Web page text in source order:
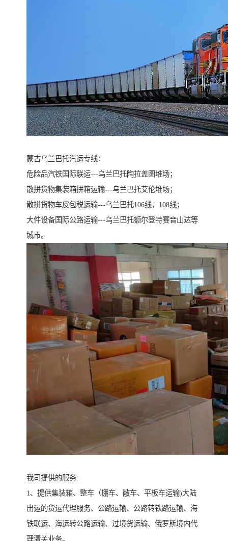
蒙古乌兰巴托汽运专线：
危险品汽铁国际联运---乌兰巴托陶拉盖图堆场；
散拼货物集装箱拼箱运输---乌兰巴托艾伦堆场；
散拼货物车皮包税运输---乌兰巴托106线，108线；
大件设备国际公路运输---乌兰巴托额尔登特赛音山达等
城市。
我司提供的服务:
1、提供集装箱、整车（棚车、敞车、平板车运输)大陆
出运的货运代理服务、公路运输、公路转铁路运输、海
铁联运、海运转公路运输、过境货运输、俄罗斯境内代
理清关业务。